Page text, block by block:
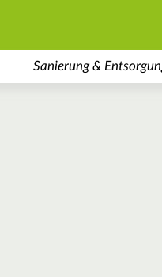
Sanierung &